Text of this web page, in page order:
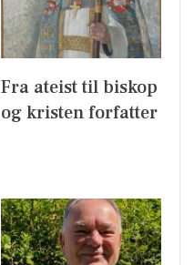
Fra ateist til biskop
og kristen forfatter